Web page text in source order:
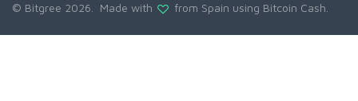
© Bitgree 2026. Made with from Spain using Bitcoin Cash